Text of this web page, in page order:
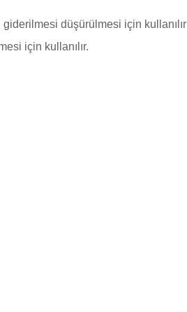
giderilmesi düşürülmesi için kullanılır
için kullanılır.